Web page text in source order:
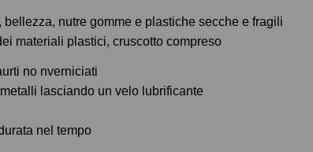
nutre gomme e plastiche secche e fragili
materiali plastici, cruscotto compreso
no nverniciati
lasciando un velo lubrificante
nel tempo